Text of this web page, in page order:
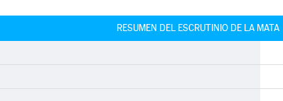
RESUMEN DEL ESCRUTINIO DE LA MATA